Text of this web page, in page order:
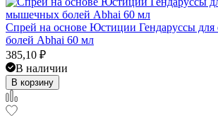
Спрей на основе Юстиции Гендаруссы
болей Abhai 60 мл
385,10 ₽
В наличии
В корзину